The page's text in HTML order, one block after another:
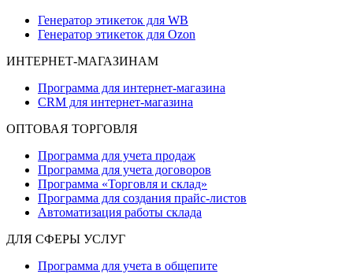
Генератор этикеток для WB
Генератор этикеток для Ozon
ИНТЕРНЕТ-МАГАЗИНАМ
Программа для интернет-магазина
CRM для интернет-магазина
ОПТОВАЯ ТОРГОВЛЯ
Программа для учета продаж
Программа для учета договоров
Программа «Торговля и склад»
Программа для создания прайс‑листов
Автоматизация работы склада
ДЛЯ СФЕРЫ УСЛУГ
Программа для учета в общепите